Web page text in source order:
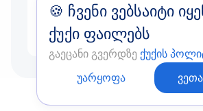
🍪 ჩვენი ვებსაიტი
ქუქი ფაილებს
გაეცანი გვერდზე ქუქის
უარყოფა